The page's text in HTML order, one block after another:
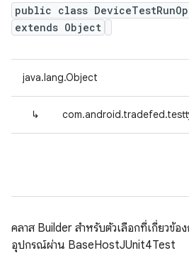
public class
extends Object
java.lang.Object
↳
คลาส Builder สำหรับตัวเลือกที่เกี่ยวข้อ
อุปกรณ์ผ่าน BaseHostJUnit4Test